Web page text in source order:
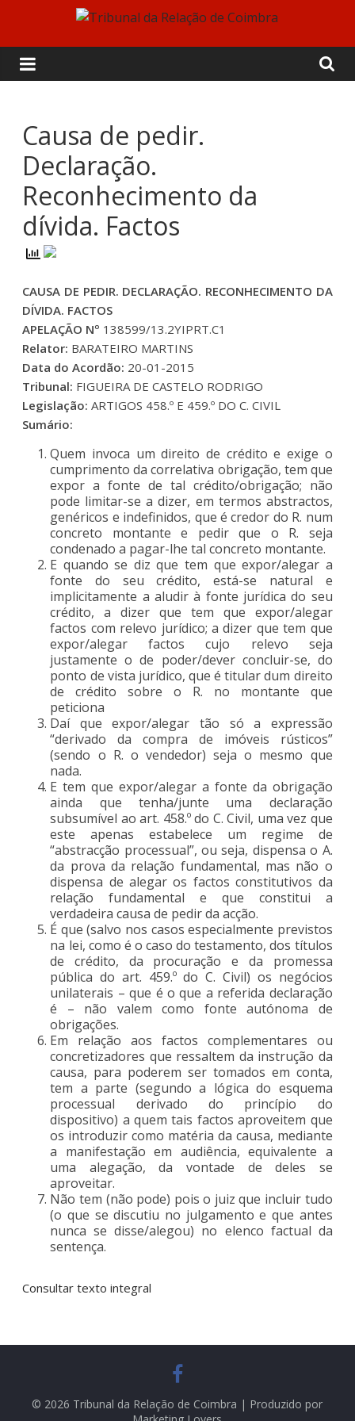
content
Tribunal
da
Relação
de
Coimbra
Causa de pedir.
Declaração.
Reconhecimento da
dívida. Factos
CAUSA DE PEDIR. DECLARAÇÃO. RECONHECIMENTO DA
DÍVIDA. FACTOS
APELAÇÃO Nº 138599/13.2YIPRT.C1
Relator: BARATEIRO MARTINS
Data do Acordão: 20-01-2015
Tribunal: FIGUEIRA DE CASTELO RODRIGO
Legislação: ARTIGOS 458.º E 459.º DO C. CIVIL
Sumário:
Quem invoca um direito de crédito e exige o
cumprimento da correlativa obrigação, tem que
expor a fonte de tal crédito/obrigação; não
pode limitar-se a dizer, em termos abstractos,
genéricos e indefinidos, que é credor do R. num
concreto montante e pedir que o R. seja
condenado a pagar-lhe tal concreto montante.
E quando se diz que tem que expor/alegar a
fonte do seu crédito, está-se natural e
implicitamente a aludir à fonte jurídica do seu
crédito, a dizer que tem que expor/alegar
factos com relevo jurídico; a dizer que tem que
expor/alegar factos cujo relevo seja
justamente o de poder/dever concluir-se, do
ponto de vista jurídico, que é titular dum direito
de crédito sobre o R. no montante que
peticiona
Daí que expor/alegar tão só a expressão
“derivado da compra de imóveis rústicos”
(sendo o R. o vendedor) seja o mesmo que
nada.
E tem que expor/alegar a fonte da obrigação
ainda que tenha/junte uma declaração
subsumível ao art. 458.º do C. Civil, uma vez que
este apenas estabelece um regime de
“abstracção processual”, ou seja, dispensa o A.
da prova da relação fundamental, mas não o
dispensa de alegar os factos constitutivos da
relação fundamental e que constitui a
verdadeira causa de pedir da acção.
É que (salvo nos casos especialmente previstos
na lei, como é o caso do testamento, dos títulos
de crédito, da procuração e da promessa
pública do art. 459.º do C. Civil) os negócios
unilaterais – que é o que a referida declaração
é – não valem como fonte autónoma de
obrigações.
Em relação aos factos complementares ou
concretizadores que ressaltem da instrução da
causa, para poderem ser tomados em conta,
tem a parte (segundo a lógica do esquema
processual derivado do princípio do
dispositivo) a quem tais factos aproveitem que
os introduzir como matéria da causa, mediante
a manifestação em audiência, equivalente a
uma alegação, da vontade de deles se
aproveitar.
Não tem (não pode) pois o juiz que incluir tudo
(o que se discutiu no julgamento e que antes
nunca se disse/alegou) no elenco factual da
sentença.
Consultar texto integral
© 2026 Tribunal da Relação de Coimbra | Produzido por